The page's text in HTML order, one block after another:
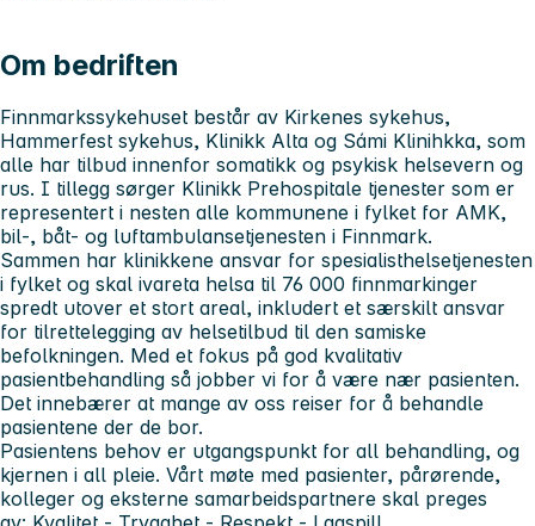
Om bedriften
Finnmarkssykehuset består av Kirkenes sykehus,
Hammerfest sykehus, Klinikk Alta og Sámi Klinihkka, som
alle har tilbud innenfor somatikk og psykisk helsevern og
rus. I tillegg sørger Klinikk Prehospitale tjenester som er
representert i nesten alle kommunene i fylket for AMK,
bil-, båt- og luftambulansetjenesten i Finnmark.
Sammen har klinikkene ansvar for spesialisthelsetjenesten
i fylket og skal ivareta helsa til 76 000 finnmarkinger
spredt utover et stort areal, inkludert et særskilt ansvar
for tilrettelegging av helsetilbud til den samiske
befolkningen. Med et fokus på god kvalitativ
pasientbehandling så jobber vi for å være nær pasienten.
Det innebærer at mange av oss reiser for å behandle
pasientene der de bor.
Pasientens behov er utgangspunkt for all behandling, og
kjernen i all pleie. Vårt møte med pasienter, pårørende,
kolleger og eksterne samarbeidspartnere skal preges